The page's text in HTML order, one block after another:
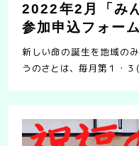
2022年2月「み
参加申込フォーム
新しい命の誕生を地域の
うのさとは、毎月第１・